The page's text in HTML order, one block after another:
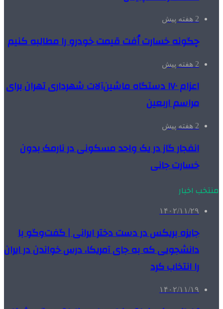
2 هفته پیش
چگونه خسارت اُفت قیمت خودرو را مطالبه کنیم
2 هفته پیش
اعزام ۱۷۰ دستگاه ماشین‌آلات شهرداری تهران برای
مراسم اربعین
2 هفته پیش
انفجار گاز در یک واحد مسکونی در نارمک بدون
خسارت جانی
منتخب اخبار
۱۴۰۲/۱۱/۲۹
جایزه بریکس در دست دختر ایرانی | گفت‌وگو با
دانشجویی که به جای آمریکا، درس خواندن در ایران
را انتخاب کرد
۱۴۰۲/۱۱/۱۹